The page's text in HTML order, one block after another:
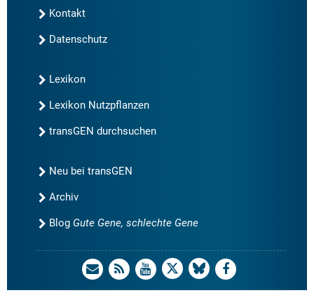
Kontakt
Datenschutz
Lexikon
Lexikon Nutzpflanzen
transGEN durchsuchen
Neu bei transGEN
Archiv
Blog Gute Gene, schlechte Gene